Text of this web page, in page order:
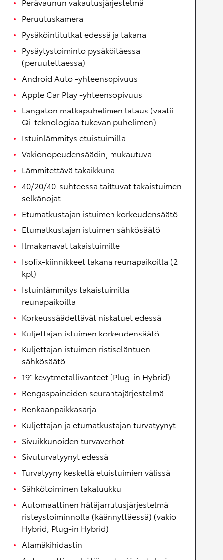
Perävaunun vakautusjärjestelmä
Peruutuskamera
Pysäköintitutkat edessä ja takana
Pysäytystoiminto pysäköitäessa
(peruutettaessa)
Android Auto -yhteensopivuus
Apple Car Play -yhteensopivuus
Langaton matkapuhelimen lataus (vaatii
Qi-teknologiaa tukevan puhelimen)
Istuinlämmitys etuistuimilla
Vakionopeudensäädin, mukautuva
Lämmitettävä takaikkuna
40/20/40-suhteessa taittuvat takaistuimen
selkänojat
Etumatkustajan istuimen korkeudensäätö
Etumatkustajan istuimen sähkösäätö
Ilmakanavat takaistuimille
Isofix-kiinnikkeet takana reunapaikoilla (2
kpl)
Istuinlämmitys takaistuimilla
reunapaikoilla
Korkeussäädettävät niskatuet edessä
Kuljettajan istuimen korkeudensäätö
Kuljettajan istuimen ristiseläntuen
sähkösäätö
19” kevytmetallivanteet (Plug-in Hybrid)
Rengaspaineiden seurantajärjestelmä
Renkaanpaikkasarja
Kuljettajan ja etumatkustajan turvatyynyt
Sivuikkunoiden turvaverhot
Sivuturvatyynyt edessä
Turvatyyny keskellä etuistuimien välissä
Sähkötoiminen takaluukku
Automaattinen hätäjarrutusjärjestelmä
risteystoiminnolla (käännyttäessä) (vakio
Hybrid, Plug-in Hybrid)
Alamäkihidastin